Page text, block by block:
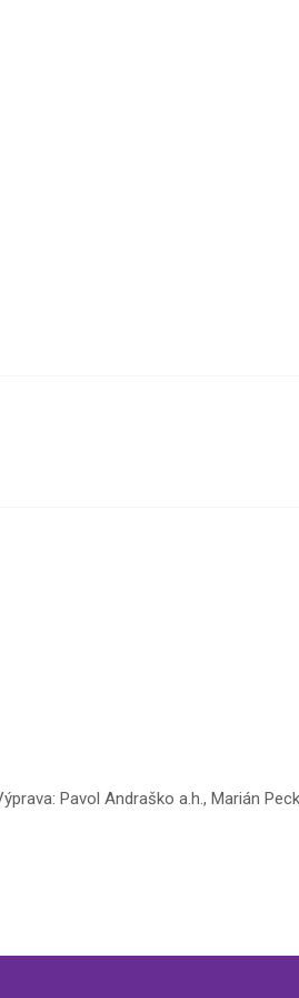
Pavol Andraško a.h., Marián